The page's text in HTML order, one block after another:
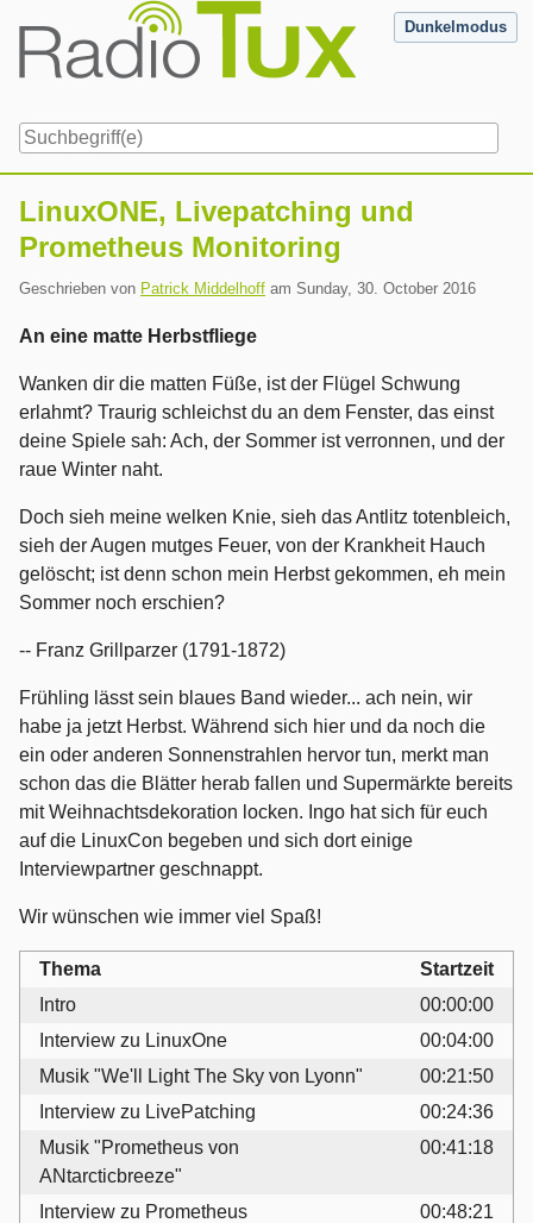
content
Dunkelmodus
LinuxONE, Livepatching und
Prometheus Monitoring
Geschrieben von Patrick Middelhoff am Sunday, 30. October 2016
An eine matte Herbstfliege
Wanken dir die matten Füße, ist der Flügel Schwung
erlahmt? Traurig schleichst du an dem Fenster, das einst
deine Spiele sah: Ach, der Sommer ist verronnen, und der
raue Winter naht.
Doch sieh meine welken Knie, sieh das Antlitz totenbleich,
sieh der Augen mutges Feuer, von der Krankheit Hauch
gelöscht; ist denn schon mein Herbst gekommen, eh mein
Sommer noch erschien?
-- Franz Grillparzer (1791-1872)
Frühling lässt sein blaues Band wieder... ach nein, wir
habe ja jetzt Herbst. Während sich hier und da noch die
ein oder anderen Sonnenstrahlen hervor tun, merkt man
schon das die Blätter herab fallen und Supermärkte bereits
mit Weihnachtsdekoration locken. Ingo hat sich für euch
auf die LinuxCon begeben und sich dort einige
Interviewpartner geschnappt.
Wir wünschen wie immer viel Spaß!
Thema
Startzeit
Intro
00:00:00
Interview zu LinuxOne
00:04:00
Musik "We'll Light The Sky von Lyonn"
00:21:50
Interview zu LivePatching
00:24:36
Musik "Prometheus von
ANtarcticbreeze"
00:41:18
Interview zu Prometheus
00:48:21